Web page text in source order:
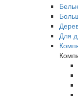
Для